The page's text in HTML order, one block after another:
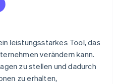
von Änderungen
entsprechen
von Daten
leistungsstarkes Tool, das
verändern kann.
zu stellen und dadurch
zu erhalten,